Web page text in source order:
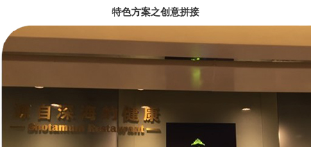
特色方案之创意拼接